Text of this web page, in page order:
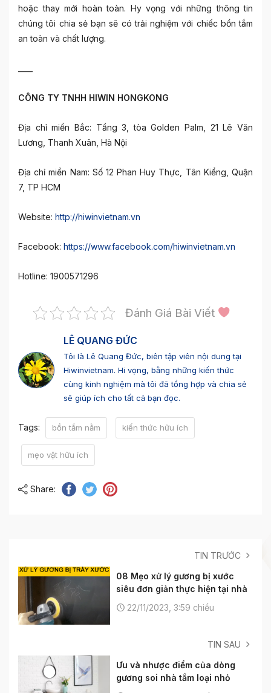
hoặc thay mới hoàn toàn. Hy vọng với những thông tin
chúng tôi chia sẻ bạn sẽ có trải nghiệm với chiếc bồn tắm
an toàn và chất lượng.
CÔNG TY TNHH HIWIN HONGKONG
Địa chỉ miền Bắc: Tầng 3, tòa Golden Palm, 21 Lê Văn
Lương, Thanh Xuân, Hà Nội
Địa chỉ miền Nam: Số 12 Phan Huy Thực, Tân Kiểng, Quận
7, TP HCM
Website: http://hiwinvietnam.vn
Facebook: https://www.facebook.com/hiwinvietnam.vn
Hotline: 1900571296
Đánh Giá Bài Viết
LÊ QUANG ĐỨC
Tôi là Lê Quang Đức, biên tập viên nội dung tại
Hiwinvietnam. Hi vọng, bằng những kiến thức
cùng kinh nghiệm mà tôi đã tổng hợp và chia sẻ
sẽ giúp ích cho tất cả bạn đọc.
Tags: bồn tắm nằm kiến thức hữu ích
mẹo vặt hữu ích
Share:
TIN TRƯỚC
08 Mẹo xử lý gương bị xước
siêu đơn giản thực hiện tại nhà
22/11/2023, 3:59 chiều
TIN SAU
Ưu và nhược điểm của dòng
gương soi nhà tắm loại nhỏ